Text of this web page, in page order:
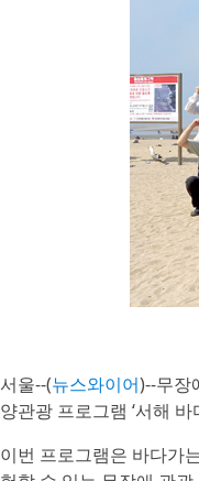
서울--(뉴스와이어)--무장
양관광 프로그램 ‘서해
이번 프로그램은 바다가